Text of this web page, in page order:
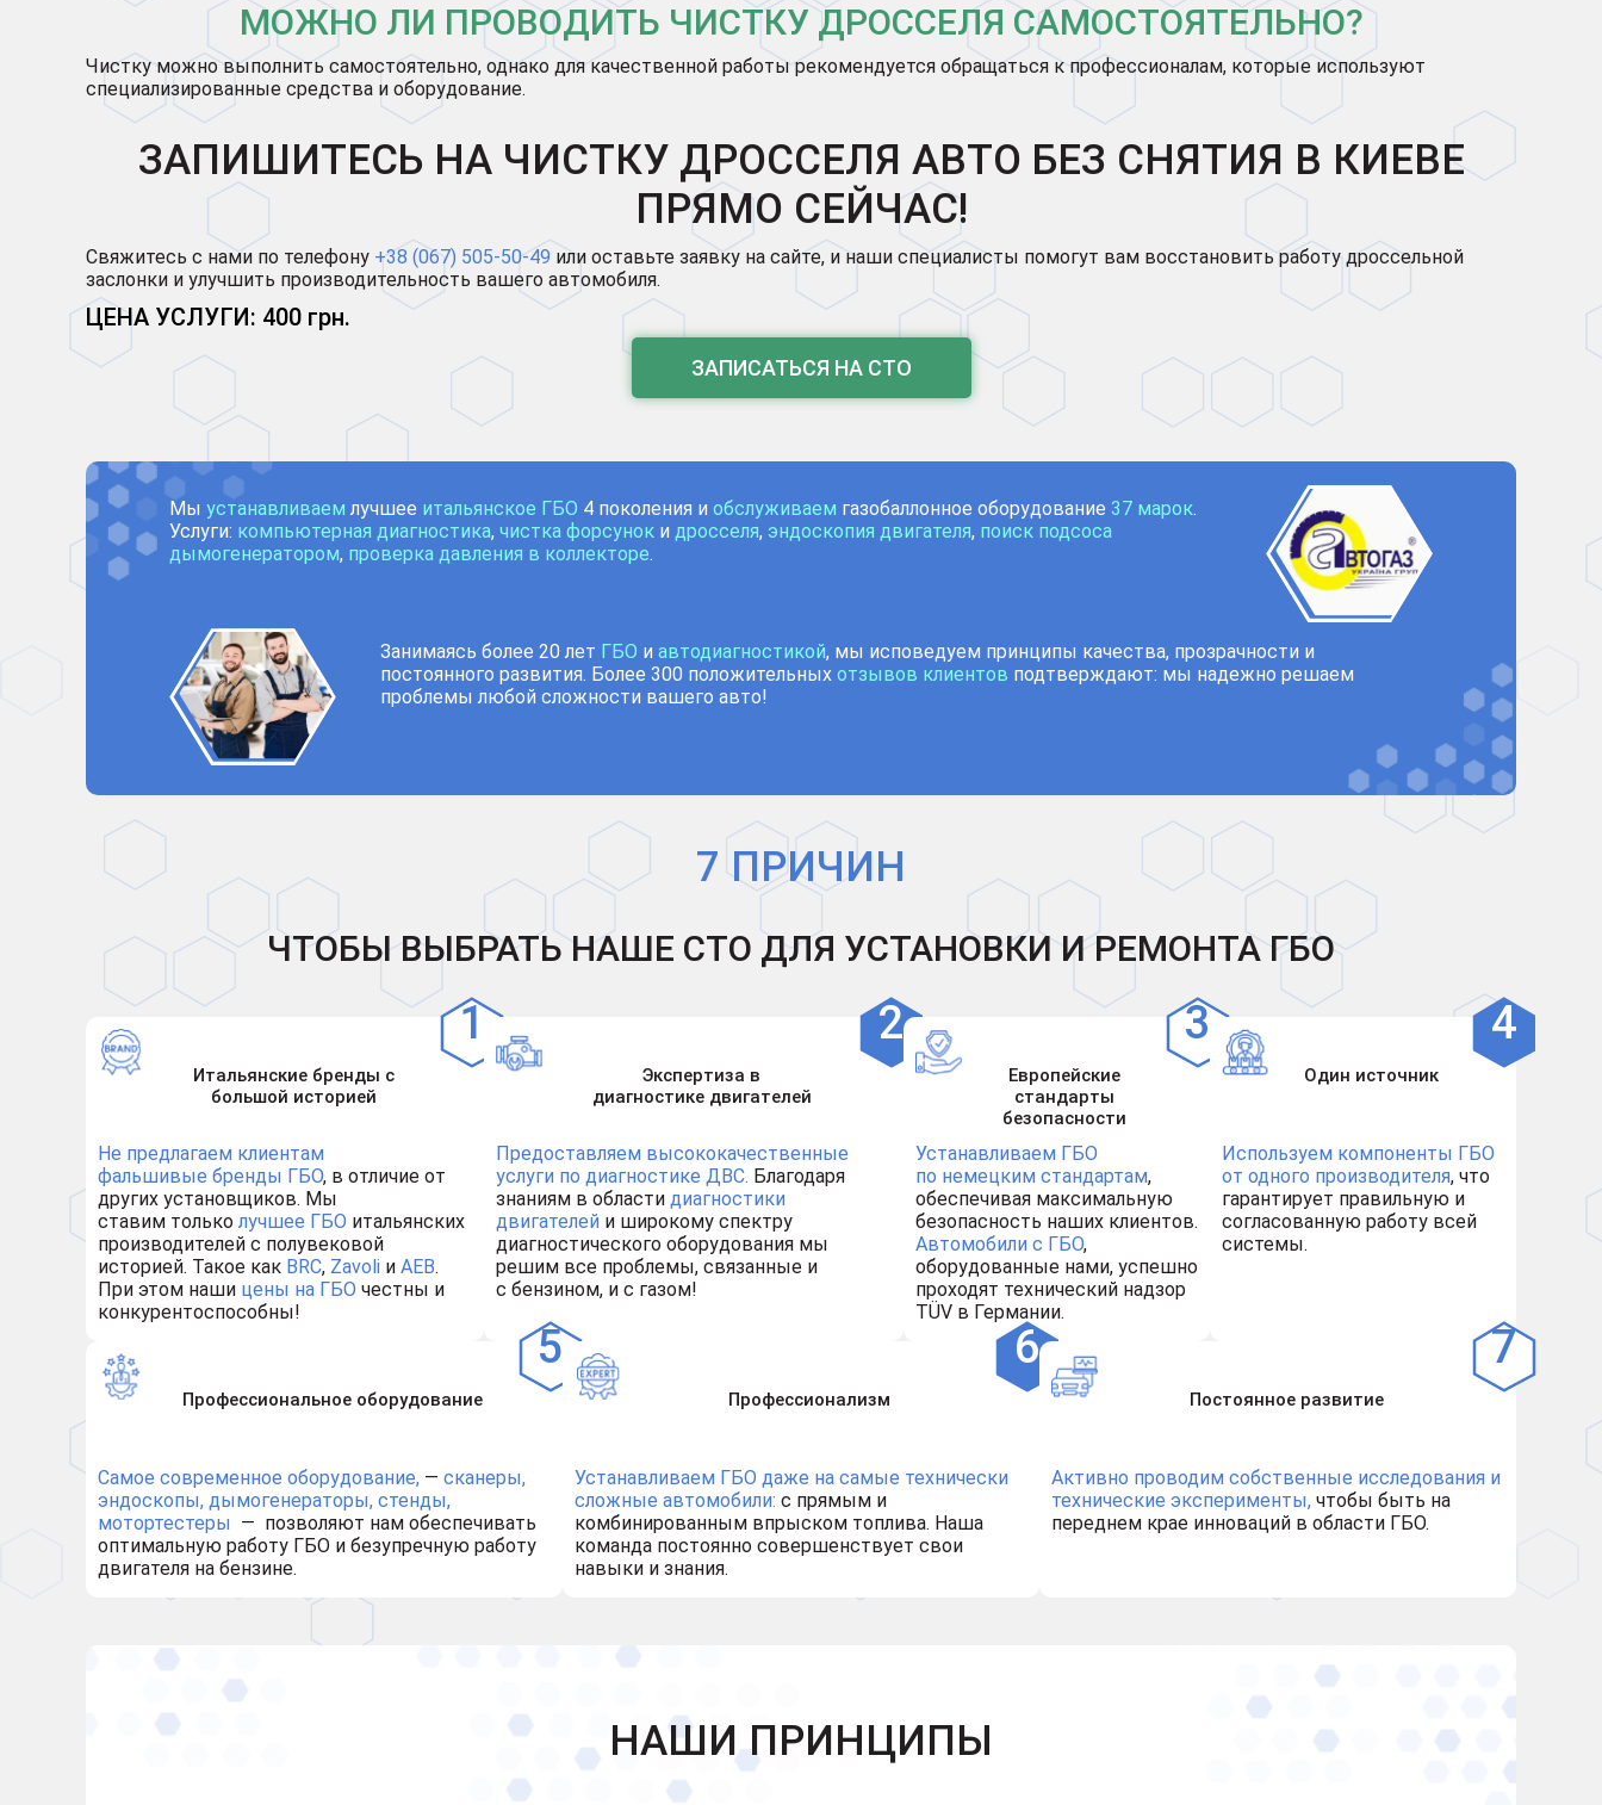
МОЖНО ЛИ ПРОВОДИТЬ ЧИСТКУ ДРОССЕЛЯ САМОСТОЯТЕЛЬНО?
Чистку можно выполнить самостоятельно, однако для качественной работы рекомендуется обращаться к профессионалам, которые используют
специализированные средства и оборудование.
ЗАПИШИТЕСЬ НА ЧИСТКУ ДРОССЕЛЯ АВТО БЕЗ СНЯТИЯ В КИЕВЕ
ПРЯМО СЕЙЧАС!
Свяжитесь с нами по телефону +38 (067) 505-50-49 или оставьте заявку на сайте, и наши специалисты помогут вам восстановить работу дроссельной
заслонки и улучшить производительность вашего автомобиля.
ЦЕНА УСЛУГИ: 400 грн.
ЗАПИСАТЬСЯ НА СТО
Мы устанавливаем лучшее итальянское ГБО 4 поколения и обслуживаем газобаллонное оборудование 37 марок.
Услуги: компьютерная диагностика, чистка форсунок и дросселя, эндоскопия двигателя, поиск подсоса
дымогенератором, проверка давления в коллекторе.
Занимаясь более 20 лет ГБО и автодиагностикой, мы исповедуем принципы качества, прозрачности и
постоянного развития. Более 300 положительных отзывов клиентов подтверждают: мы надежно решаем
проблемы любой сложности вашего авто!
7 ПРИЧИН
ЧТОБЫ ВЫБРАТЬ НАШЕ СТО ДЛЯ УСТАНОВКИ И РЕМОНТА ГБО
Итальянские бренды с
большой историей
Не предлагаем клиентам
фальшивые бренды ГБО, в отличие от
других установщиков. Мы
ставим тольколучшее ГБО итальянских
производителей с полувековой
историей. Такое как BRC, Zavoli и AEB.
При этом наши цены на ГБО честны и
конкурентоспособны!
Экспертиза в
диагностике двигателей
Предоставляем высококачественные
услуги по диагностике ДВС. Благодаря
знаниям в областидиагностики
двигателей и широкому спектру
диагностического оборудования мы
решим все проблемы, связанные и
с бензином, и с газом!
Европейские
стандарты
безопасности
Устанавливаем ГБО
по немецким стандартам,
обеспечивая максимальную
безопасность наших клиентов.
Автомобили с ГБО,
оборудованные нами, успешно
проходят технический надзор
TÜV в Германии.
Один источник
Используем компоненты ГБО
от одного производителя, что
гарантирует правильную и
согласованную работу всей
системы.
Профессиональное оборудование
Самое современное оборудование, — сканеры,
эндоскопы, дымогенераторы, стенды,
мотортестеры — позволяют нам обеспечивать
оптимальную работу ГБО и безупречную работу
двигателя на бензине.
Профессионализм
Устанавливаем ГБО даже на самые технически
сложные автомобили: с прямым и
комбинированным впрыском топлива. Наша
команда постоянно совершенствует свои
навыки и знания.
Постоянное развитие
Активно проводим собственные исследования и
технические эксперименты, чтобы быть на
переднем крае инноваций в области ГБО.
НАШИ ПРИНЦИПЫ